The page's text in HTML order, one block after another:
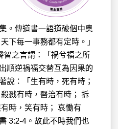
。傳道書一語道破個中奧
下每一事務都有定時。」
智之言謂：「禍兮福之所
順逆禍福交替互為因果的
說：「生有時，死有時；
戮有時，醫治有時； 拆
時，笑有時； 哀慟有
3:2-4。故此不時我們也